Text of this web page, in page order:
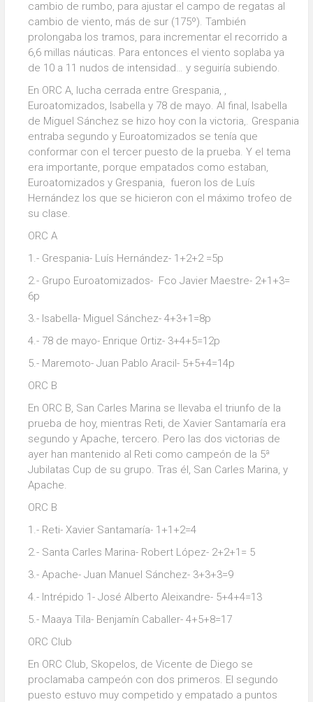
cambio de rumbo, para ajustar el campo de regatas al
cambio de viento, más de sur (175º). También
prolongaba los tramos, para incrementar el recorrido a
6,6 millas náuticas. Para entonces el viento soplaba ya
de 10 a 11 nudos de intensidad… y seguiría subiendo.
En ORC A, lucha cerrada entre Grespania, ,
Euroatomizados, Isabella y 78 de mayo. Al final, Isabella
de Miguel Sánchez se hizo hoy con la victoria,. Grespania
entraba segundo y Euroatomizados se tenía que
conformar con el tercer puesto de la prueba. Y el tema
era importante, porque empatados como estaban,
Euroatomizados y Grespania, fueron los de Luís
Hernández los que se hicieron con el máximo trofeo de
su clase.
ORC A
1.- Grespania- Luís Hernández- 1+2+2 =5p
2.- Grupo Euroatomizados- Fco Javier Maestre- 2+1+3=
6p
3.- Isabella- Miguel Sánchez- 4+3+1=8p
4.- 78 de mayo- Enrique Ortiz- 3+4+5=12p
5.- Maremoto- Juan Pablo Aracil- 5+5+4=14p
ORC B
En ORC B, San Carles Marina se llevaba el triunfo de la
prueba de hoy, mientras Reti, de Xavier Santamaría era
segundo y Apache, tercero. Pero las dos victorias de
ayer han mantenido al Reti como campeón de la 5ª
Jubilatas Cup de su grupo. Tras él, San Carles Marina, y
Apache.
ORC B
1.- Reti- Xavier Santamaría- 1+1+2=4
2.- Santa Carles Marina- Robert López- 2+2+1= 5
3.- Apache- Juan Manuel Sánchez- 3+3+3=9
4.- Intrépido 1- José Alberto Aleixandre- 5+4+4=13
5.- Maaya Tila- Benjamín Caballer- 4+5+8=17
ORC Club
En ORC Club, Skopelos, de Vicente de Diego se
proclamaba campeón con dos primeros. El segundo
puesto estuvo muy competido y empatado a puntos